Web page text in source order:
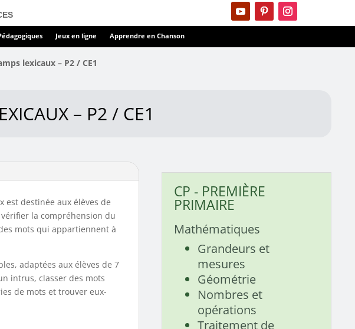
Jeux en ligne Apprendre en Chanson
lexicaux – P2 / CE1
– P2 / CE1
est destinée aux élèves de
vérifier la compréhension du
mots qui appartiennent à
adaptées aux élèves de 7
intrus, classer des mots
de mots et trouver eux-
CP - PREMIÈRE
PRIMAIRE
Mathématiques
Grandeurs et
mesures
Géométrie
Nombres et
opérations
Traitement de